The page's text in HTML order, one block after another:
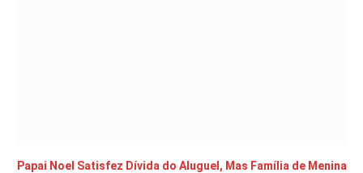
Papai Noel Satisfez Dívida do Aluguel, Mas Família de Menina